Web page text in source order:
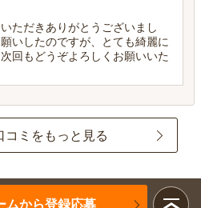
ただきありがとうございまし
いしたのですが、とても綺麗に
回もどうぞよろしくお願いいた
コミをもっと見る
ムから登録応募